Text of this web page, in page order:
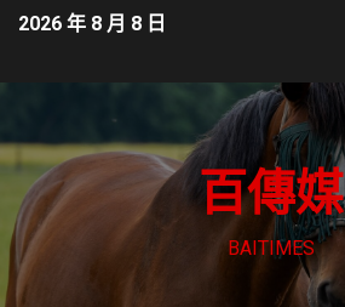
2026 年 8 月 8 日
百傳媒
BAITIMES